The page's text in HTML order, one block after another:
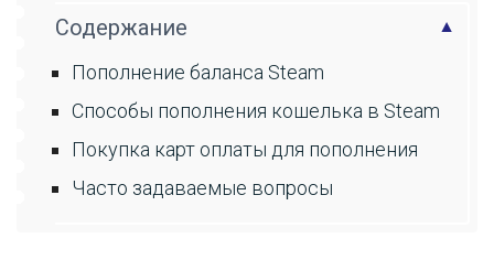
Содержание
Пополнение баланса Steam
Способы пополнения кошелька в Steam
Покупка карт оплаты для пополнения
Часто задаваемые вопросы